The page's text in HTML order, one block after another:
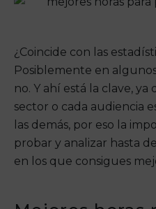
¿Coincide con las
Posiblemente en
no. Y ahí está la clave,
sector o cada audiencia
las demás, por eso la
probar y analizar hasta
en los que consigues